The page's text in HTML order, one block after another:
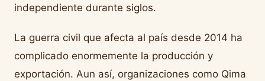
independiente durante siglos.
La guerra civil que afecta al país desde 2014 ha
complicado enormemente la producción y
exportación. Aun así, organizaciones como Qima